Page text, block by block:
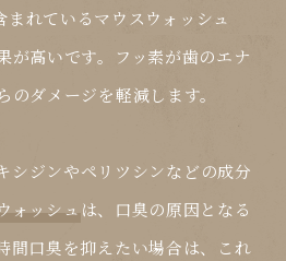
まれているマウスウォッシュ
が高いです。フッ素が歯のエナ
のダメージを軽減します。
シジンやペリツシンなどの成分
ォッシュ は、口臭の原因となる
間口臭を抑えたい場合は、これ